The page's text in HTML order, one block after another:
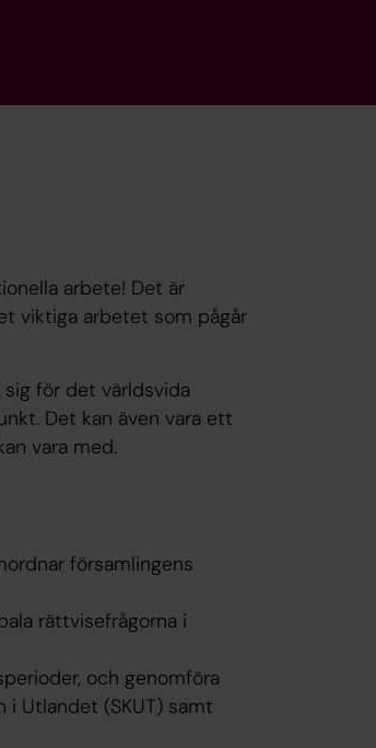
arbete! Det är
viktiga arbetet som pågår
för det världsvida
Det kan även vara ett
vara med.
församlingens
rättvisefrågorna i
och genomföra
i Utlandet (SKUT) samt